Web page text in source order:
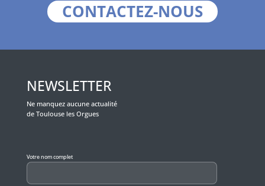
CONTACTEZ-NOUS
NEWSLETTER
Ne manquez aucune actualité
de Toulouse les Orgues
Votre nom complet